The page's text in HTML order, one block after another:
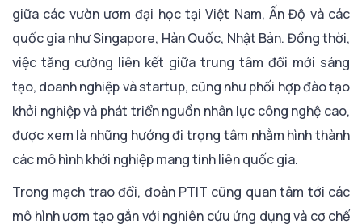
giữa các vườn ươm đại học tại Việt Nam, Ấn Độ và các
quốc gia như Singapore, Hàn Quốc, Nhật Bản. Đồng thời,
việc tăng cường liên kết giữa trung tâm đổi mới sáng
tạo, doanh nghiệp và startup, cũng như phối hợp đào tạo
khởi nghiệp và phát triển nguồn nhân lực công nghệ cao,
được xem là những hướng đi trọng tâm nhằm hình thành
các mô hình khởi nghiệp mang tính liên quốc gia.
Trong mạch trao đổi, đoàn PTIT cũng quan tâm tới các
mô hình ươm tạo gắn với nghiên cứu ứng dụng và cơ chế